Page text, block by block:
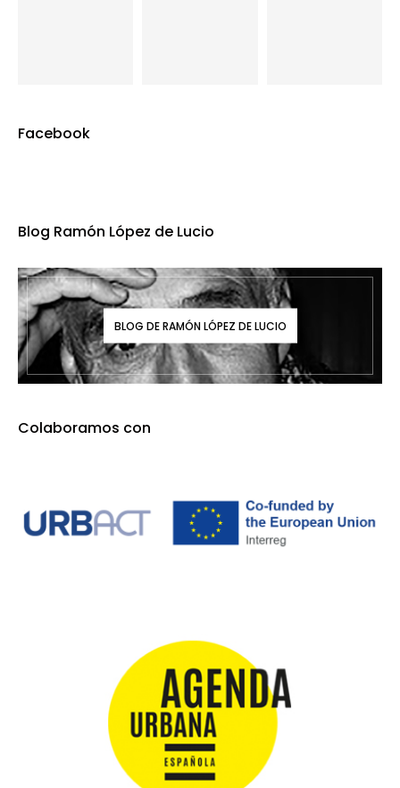
Facebook
Blog Ramón López de Lucio
BLOG DE RAMÓN LÓPEZ DE LUCIO
Colaboramos con